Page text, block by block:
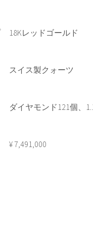
18Kレッドゴールド
スイス製クォーツ
ダイヤモンド121個、
¥ 7,491,000